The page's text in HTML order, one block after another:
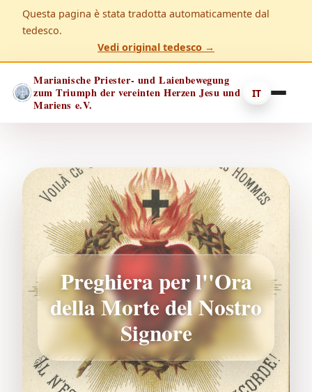
Questa pagina è stata tradotta automaticamente dal
tedesco.
Vedi original tedesco →
Marianische Priester- und Laienbewegung
zum Triumph der vereinten Herzen Jesu und
Mariens e.V.
IT
Preghiera per l''Ora
della Morte del Nostro
Signore